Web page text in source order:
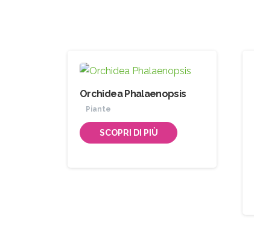
Orchidea Phalaenopsis
Piante
SCOPRI DI PIÙ